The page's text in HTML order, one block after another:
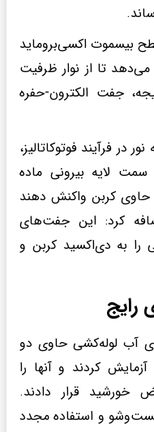
بیسموت اکسی‌بروماید
می‌دهد تا از نوار ظرفیت
جفت الکترون-حفره
در فرآیند فوتوکاتالیز،
لایه بیرونی ماده
حاوی کربن واکنش دهند
کرد: این جفت‌های
را به دی‌اکسید کربن و
رایج
آب لوله‌کشی حاوی دو
کردند و آنها را
خورشید قرار دادند.
و استفاده مجدد